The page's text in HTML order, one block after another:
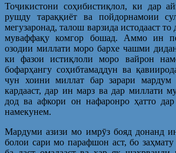
Тоҷикистони соҳибистиқлол, ки дар
рушду тараққиёт ва пойдорнамоии
мегузаронад, талош варзида истодааст
муваффақу комгор бошад. Аммо ин
озодии миллати моро бархе чашми
ки фазои истиқлоли моро вайрон
бофарҳангу соҳибтамаддун ва
чун хоини миллат бар зарари мардум
кардааст, дар ин марз ва дар миллати
дод ва афкори он нафаронро ҳатто
намекунем.
Мардуми азизи мо имрӯз бояд донанд
болои сари мо парафшон аст, бо